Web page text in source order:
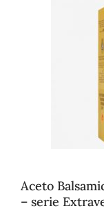
Aceto
– serie